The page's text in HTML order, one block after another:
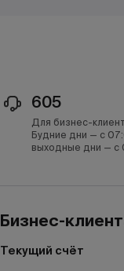
605
Для бизнес-
Будние дни — с
выходные дни — с
Бизнес-
Текущий счёт